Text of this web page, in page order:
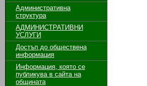
Административна
структура
АДМИНИСТРАТИВНИ
УСЛУГИ
Достъп до обществена
информация
Информация, която се
публикува в сайта на
общината